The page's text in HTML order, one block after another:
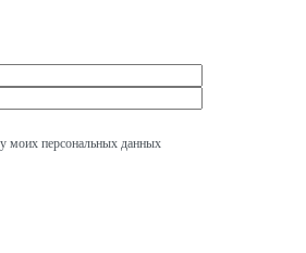
моих персональных данных